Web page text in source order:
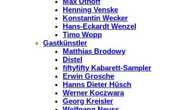
Henning Venske
Konstantin Wecker
Hans-Eckardt Wenzel
Timo Wopp
Gastkünstler
Matthias Brodowy
Distel
fiftyfifty Kabarett-Sampler
Erwin Grosche
Hanns Dieter Hüsch
Werner Koczwara
Georg Kreisler